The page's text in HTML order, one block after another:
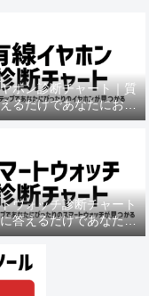
ホン診断チャート｜質
るだけであなたにおす
めの機種がわかる
ウォッチ診断チャート
答えるだけであなたに
すめの機種がわかる